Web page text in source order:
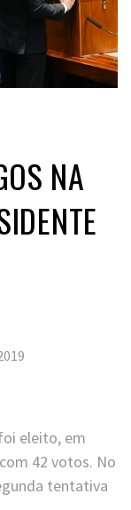
NA
eleito, em
42 votos. No
tentativa